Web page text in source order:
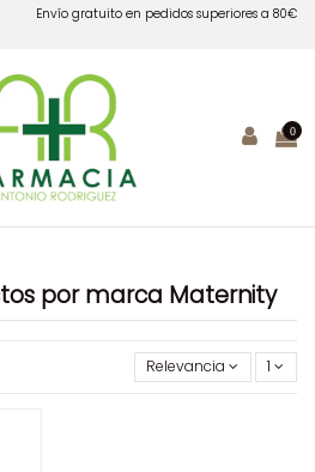
Envío gratuito en pedidos superiores a 80€
0
por marca Maternity
Relevancia 1